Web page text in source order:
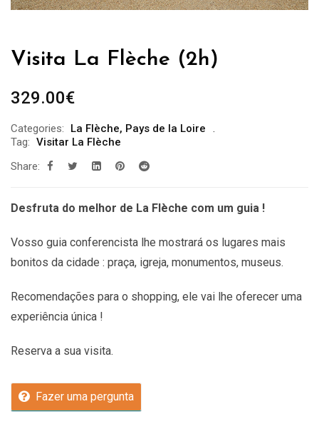
Visita La Flèche (2h)
329.00€
Categories: La Flèche, Pays de la Loire
Tag: Visitar La Flèche
Share:
Desfruta do melhor de La Flèche com um guia !
Vosso guia conferencista lhe mostrará os lugares mais
bonitos da cidade : praça, igreja, monumentos, museus.
Recomendações para o shopping, ele vai lhe oferecer uma
experiência única !
Reserva a sua visita.
Fazer uma pergunta